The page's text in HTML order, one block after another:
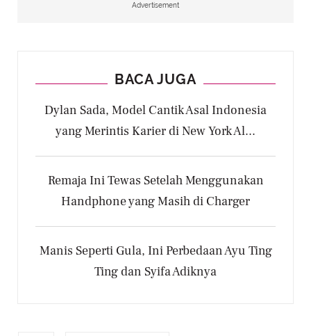
Advertisement
BACA JUGA
Dylan Sada, Model Cantik Asal Indonesia
yang Merintis Karier di New York Al...
Remaja Ini Tewas Setelah Menggunakan
Handphone yang Masih di Charger
Manis Seperti Gula, Ini Perbedaan Ayu Ting
Ting dan Syifa Adiknya